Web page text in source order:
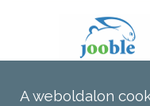
A weboldalon